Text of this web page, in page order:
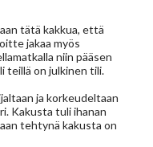
tätä kakkua, että
jakaa myös
niin pääsen
teillä on julkinen tili.
ja korkeudeltaan
Kakusta tuli ihanan
tehtynä kakusta on